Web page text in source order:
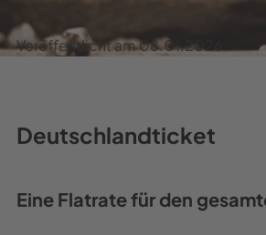
Ver­öf­fent­licht am08.01.2026
Deutsch­land­ti­cket
Eine Flat­rate für den